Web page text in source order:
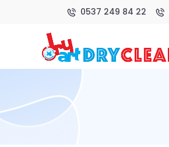
0537 249 84 22